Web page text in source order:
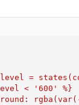
=
< '600' %}